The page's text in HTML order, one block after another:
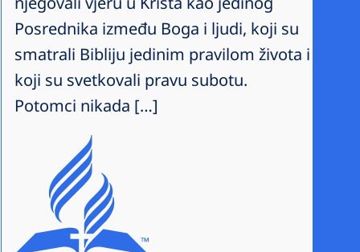
Posrednika između Boga i ljudi, koji su
smatrali Bibliju jedinim pravilom života i
koji su svetkovali pravu subotu.
Potomci nikada […]